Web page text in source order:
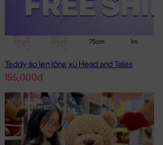
75cm 1m
Teddy áo len lông xù Head and Tales
155,000đ